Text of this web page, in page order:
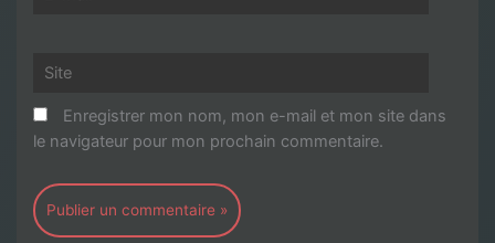
Site
Enregistrer mon nom, mon e-mail et mon site dans
le navigateur pour mon prochain commentaire.